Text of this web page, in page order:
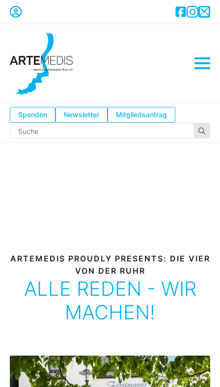
Spenden Newsletter Mitgliedsantrag
ARTEMEDIS PROUDLY PRESENTS: DIE VIER
VON DER RUHR
ALLE REDEN - WIR
MACHEN!